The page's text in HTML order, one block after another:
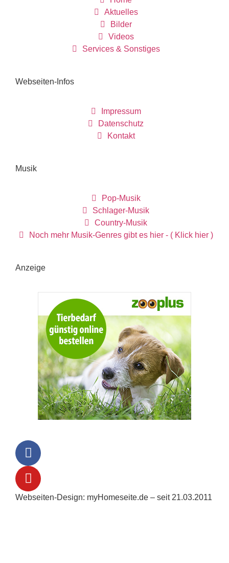
Aktuelles
Bilder
Videos
Services & Sonstiges
Webseiten-Infos
Impressum
Datenschutz
Kontakt
Musik
Pop-Musik
Schlager-Musik
Country-Musik
Noch mehr Musik-Genres gibt es hier - ( Klick hier )
Anzeige
Webseiten-Design: myHomeseite.de – seit 21.03.2011